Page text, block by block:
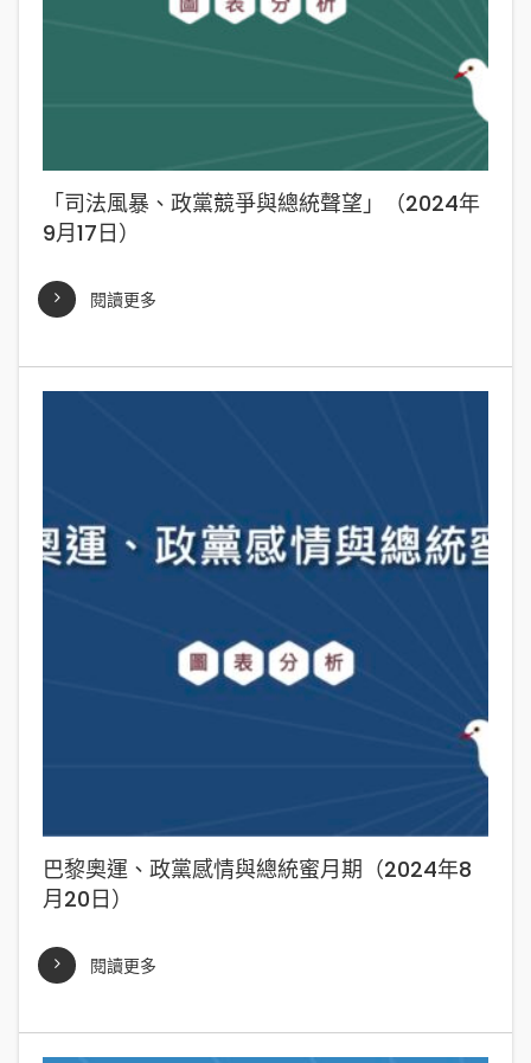
「司法風暴、政黨競爭與總統聲望」（2024年
9月17日）
閱讀更多
巴黎奧運、政黨感情與總統蜜月期（2024年8
月20日）
閱讀更多